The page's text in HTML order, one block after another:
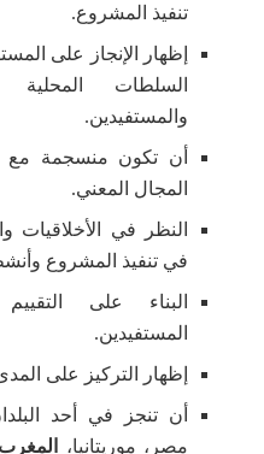
تنفيذ المشروع.
إظهار الإنجاز على
السلطات المحلية
والمستفيدين.
أن تكون منسجمة مع
المجال المعني.
النظر في الأخلاقيات
في تنفيذ المشروع
البناء على
المستفيدين.
إظهار التركيز على
أن تنجز في أحد
مصر، موريتانيا،
المغرب